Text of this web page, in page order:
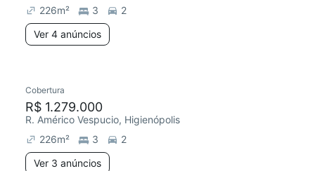
226m² 3
2
Ver 4 anúncios
Cobertura
R$ 1.279.000
R. Américo Vespucio, Higienópolis
226m² 3
2
Ver 3 anúncios